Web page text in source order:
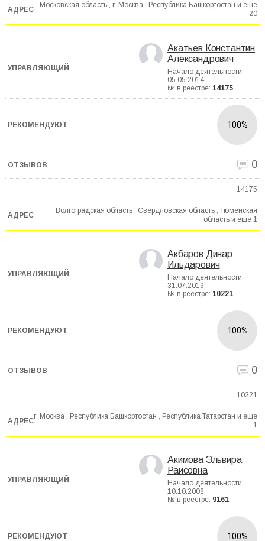
Московская область , г. Москва , Республика Башкортостан и еще
20
Акатьев Константин
Александрович
Начало деятельности:
05.05.2014
№ в реестре: 14175
100%
0
14175
Волгоградская область , Свердловская область , Тюменская
область и еще 1
Акбаров Динар
Ильдарович
Начало деятельности:
31.07.2019
№ в реестре: 10221
100%
0
10221
г. Москва , Республика Башкортостан , Республика Татарстан и еще
1
Акимова Эльвира
Раисовна
Начало деятельности:
10.10.2008
№ в реестре: 9161
100%